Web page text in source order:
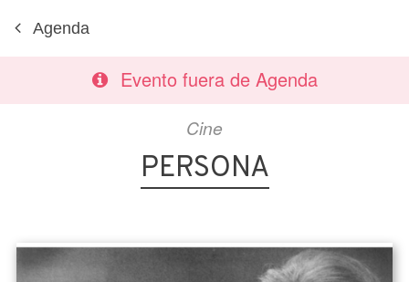
Agenda
Evento fuera de Agenda
Cine
PERSONA